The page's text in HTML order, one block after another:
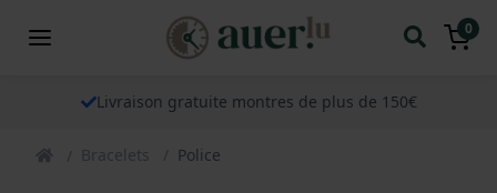
0
Livraison gratuite montres de plus de 150€
Bracelets Police